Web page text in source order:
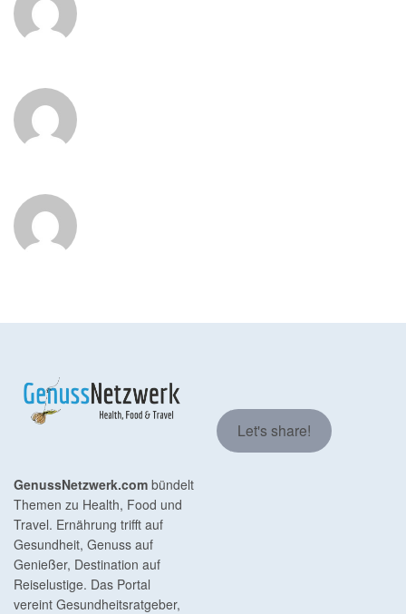
GenussNetzwerk.com bündelt
Themen zu Health, Food und
Travel. Ernährung trifft auf
Gesundheit, Genuss auf
Genießer, Destination auf
Reiselustige. Das Portal
vereint Gesundheitsratgeber,
Let's share!